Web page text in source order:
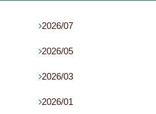
2026/07
2026/05
2026/03
2026/01